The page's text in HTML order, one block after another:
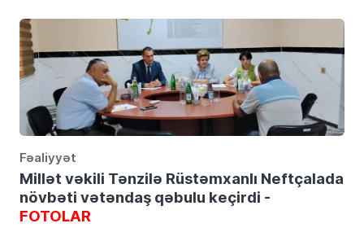
Fəaliyyət
Millət vəkili Tənzilə Rüstəmxanlı Neftçalada
növbəti vətəndaş qəbulu keçirdi -
FOTOLAR